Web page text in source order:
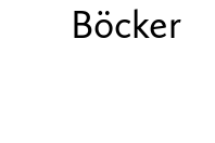
Böcker